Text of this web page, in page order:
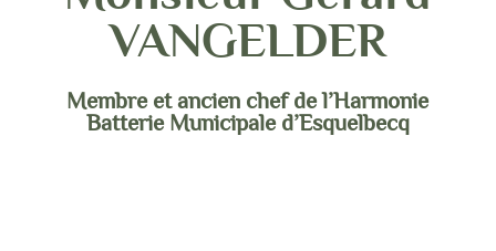
VANGELDER
Membre et ancien chef de l’Harmonie
Batterie Municipale d’Esquelbecq